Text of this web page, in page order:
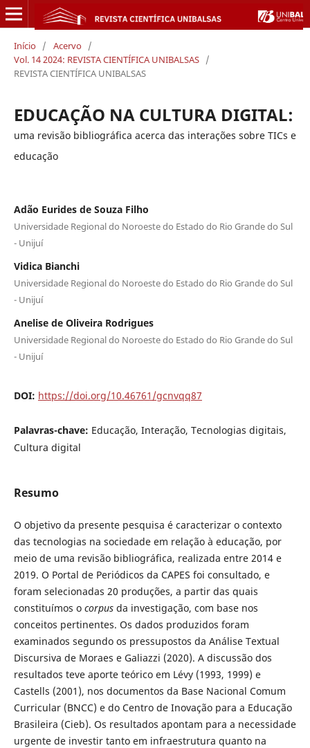
Início / Acervo /
Vol. 14 2024: REVISTA CIENTÍFICA UNIBALSAS /
REVISTA CIENTÍFICA UNIBALSAS
EDUCAÇÃO NA CULTURA DIGITAL:
uma revisão bibliográfica acerca das interações sobre TICs e
educação
Adão Eurides de Souza Filho
Universidade Regional do Noroeste do Estado do Rio Grande do Sul
- Unijuí
Vidica Bianchi
Universidade Regional do Noroeste do Estado do Rio Grande do Sul
- Unijuí
Anelise de Oliveira Rodrigues
Universidade Regional do Noroeste do Estado do Rio Grande do Sul
- Unijuí
DOI: https://doi.org/10.46761/gcnvqq87
Palavras-chave: Educação, Interação, Tecnologias digitais,
Cultura digital
Resumo
O objetivo da presente pesquisa é caracterizar o contexto
das tecnologias na sociedade em relação à educação, por
meio de uma revisão bibliográfica, realizada entre 2014 e
2019. O Portal de Periódicos da CAPES foi consultado, e
foram selecionadas 20 produções, a partir das quais
constituímos o corpusda investigação, com base nos
conceitos pertinentes. Os dados produzidos foram
examinados segundo os pressupostos da Análise Textual
Discursiva de Moraes e Galiazzi (2020). A discussão dos
resultados teve aporte teórico em Lévy (1993, 1999) e
Castells (2001), nos documentos da Base Nacional Comum
Curricular (BNCC) e do Centro de Inovação para a Educação
Brasileira (Cieb). Os resultados apontam para a necessidade
urgente de investir tanto em infraestrutura quanto na